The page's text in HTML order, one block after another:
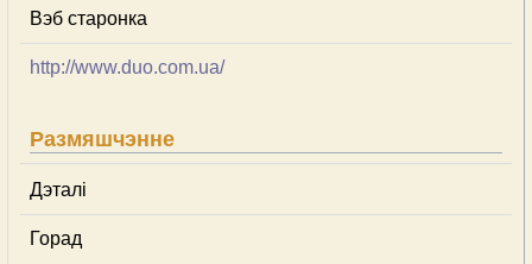
Вэб старонка
http://www.duo.com.ua/
Размяшчэнне
Дэталі
Горад